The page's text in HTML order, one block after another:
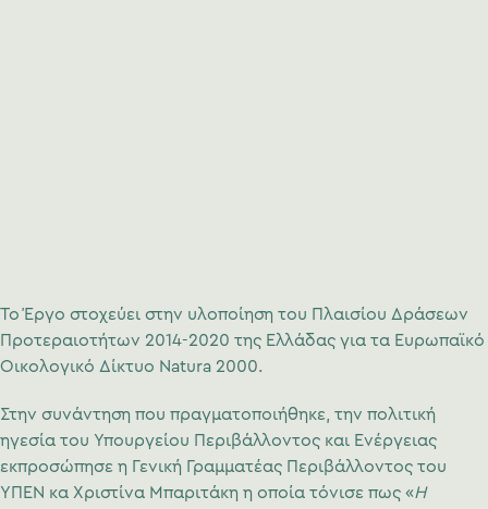
Το Έργο στοχεύει στην υλοποίηση του Πλαισίου Δράσεων
Προτεραιοτήτων 2014-2020 της Ελλάδας για τα Ευρωπαϊκό
Οικολογικό Δίκτυο Natura 2000.
Στην συνάντηση που πραγματοποιήθηκε, την πολιτική
ηγεσία του Υπουργείου Περιβάλλοντος και Ενέργειας
εκπροσώπησε η Γενική Γραμματέας Περιβάλλοντος του
ΥΠΕΝ κα Χριστίνα Μπαριτάκη η οποία τόνισε πως «Η